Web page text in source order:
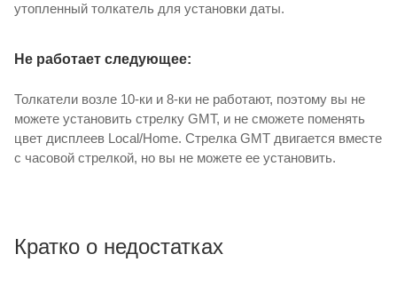
утопленный толкатель для установки даты.
Не работает следующее:
Толкатели возле 10-ки и 8-ки не работают, поэтому вы не
можете установить стрелку GMT, и не сможете поменять
цвет дисплеев Local/Home. Стрелка GMT двигается вместе
с часовой стрелкой, но вы не можете ее установить.
Кратко о недостатках